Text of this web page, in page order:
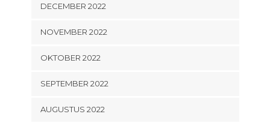
DECEMBER 2022
NOVEMBER 2022
OKTOBER 2022
SEPTEMBER 2022
AUGUSTUS 2022